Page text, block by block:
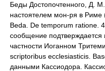
Беды Достопочтенного, Д.
настоятелем мон-ря в Риме
Beda. De temporum ratione.
сообщение
частности Иоганном
scriptoribus ecclesiasticis.
данными Кассиодора.